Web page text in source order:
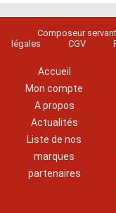
Composeur
légales
CGV
Accueil
Mon compte
A propos
Actualités
Liste de nos
marques
partenaires